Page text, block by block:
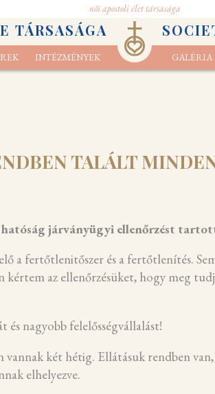
női apostoli élet társasága
TÁRSASÁGA
INTÉZMÉNYEK GALÉRIA
TALÁLT
hatóság járványügyi ellenőrzést
a fertőtlenitőszer és a fertőtlenítés.
kértem az ellenőrzésüket, hogy meg
nagyobb felelősségvállalást!
két hétig. Ellátásuk rendben
elhelyezve.